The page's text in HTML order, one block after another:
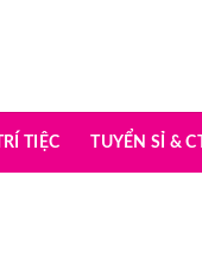
TIỆC TUYỂN SỈ &